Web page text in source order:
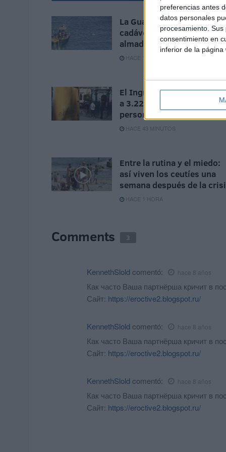
preferencias antes
datos personales
procesamiento.
consentimiento en
inferior de la página
La Guarida Civil localiza el
cadáver de un varón en la
almadrabeta del Recinto
HACE 18 MINUTOS
El Ingreso Mínimo Vital
a 3.221 hogares y 13.005
personas en Ceuta en julio
HACE 43 MINUTOS
Entre la rutina y el miedo:
así viven los ceutíes una
semana después de la
HACE 1 HORA
Comments 3
KennethSlold comentó: hace 8 años
Как часто Ваша партнёрша кричит в
Сайт: https://eroctive2.blogspot.ru/
KennethSlold comentó: hace 8 años
Как часто Ваша партнёрша кричит в
Сайт: https://eroctive2.blogspot.ru/
KennethSlold comentó: hace 8 años
Как часто Ваша партнёрша кричит в
Сайт: https://eroctive2.blogspot.ru/